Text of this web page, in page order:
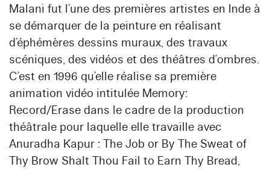
Malani fut l’une des premières artistes en Inde à
se démarquer de la peinture en réalisant
d’éphémères dessins muraux, des travaux
scéniques, des vidéos et des théâtres d’ombres.
C’est en 1996 qu’elle réalise sa première
animation vidéo intitulée Memory:
Record/Erase dans le cadre de la production
théâtrale pour laquelle elle travaille avec
Anuradha Kapur : The Job or By The Sweat of
Thy Brow Shalt Thou Fail to Earn Thy Bread,